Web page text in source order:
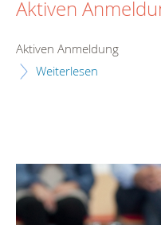
Aktiven
Aktiven Anmeldung
Weiterlesen